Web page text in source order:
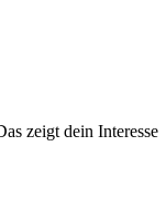
zeigt dein Interesse